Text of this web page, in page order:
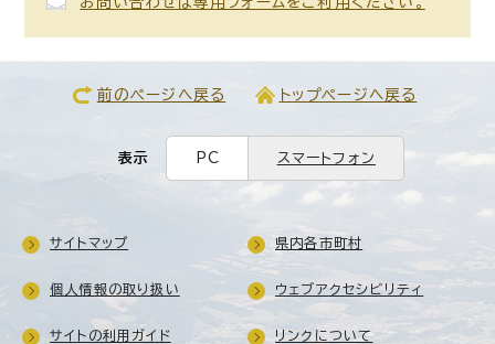
前のページへ戻る トップページへ戻る
表示 PC スマートフォン
サイトマップ 県内各市町村
個人情報の取り扱い ウェブアクセシビリティ
サイトの利用ガイド リンクについて